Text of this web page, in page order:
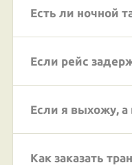
Есть ли ночной
Если рейс
Если я выхожу, а
Как заказать